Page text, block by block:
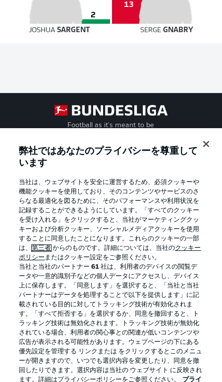
2
13
JOSHUA SARGENT SERGEGNABRY
Football as it's meant to be
Official Partners
プライバシー・ポリシー 優先設定を管理する
利用条件 放送局
求人 選手
弊社ではあなたのプライバシーを尊重して
います
当社は、ウェブサイトを安全に運営するため、必須クッキーや
機能クッキーを使用しており、そのコンテンツやサービスのさ
らなる最適化を図るために、そのパフォーマンスや利用状況を
記録することができるようにしています。「すべてのクッキー
を受け入れる」をクリックすると、当社がマーケティングクッ
キーおよび分析クッキー、ソーシャルメディアクッキーを使用
することに同意したことになります。これらのクッキーの一部
は、第三者 からのものです。詳細については、当社のクッキー
ポリシー またはクッキー設定をご参照ください。
当社と当社のパートナー61 社は、利用者のデバイスの閲覧デ
ータや一意的識別子などの個人データにアクセスし、デバイス
上に保存します。「同意します」を選択すると、「当社と当社
パートナーはデータを処理することで以下を提供します」に記
載されている目的に対してトラッキング技術が有効化されま
す。「すべて拒否する」を選択するか、同意を撤回すると、ト
ラッキング技術は無効化されます。トラッキング技術が無効化
されている場合、利用者の関心事との関連が低いコンテンツや
広告が表示される可能性があります。ウェブページの下にある
優先設定を管理する リンクまたは をクリックするとこのメニュ
ーが開きますので、いつでも選択内容を変更したり、同意を撤
回したりできます。選択内容は当社の ウェブサイト に反映され
ます。詳細はプライバシーポリシーをご参照ください。
プライ